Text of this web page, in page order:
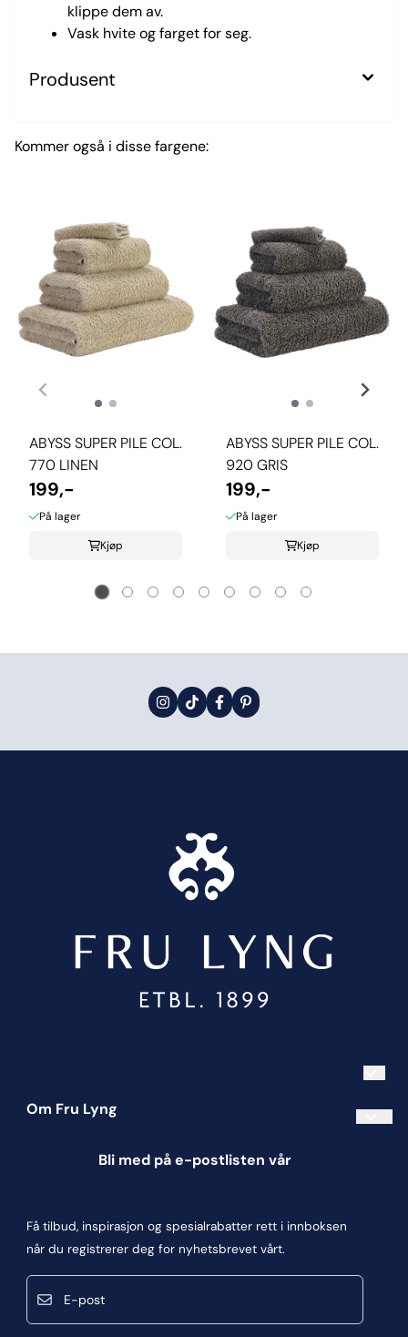
klippe dem av.
Vask hvite og farget for seg.
Produsent
Kommer også i disse fargene:
ABYSS SUPER PILE COL.
770 LINEN
199,-
På lager
Kjøp
ABYSS SUPER PILE COL.
920 GRIS
199,-
På lager
Kjøp
Om Fru Lyng
Informasjonskapsler
Kontakt oss
Kjøpsbetingelser
Bli med på e-postlisten vår
Få tilbud, inspirasjon og spesialrabatter rett i innboksen
når du registrerer deg for nyhetsbrevet vårt.